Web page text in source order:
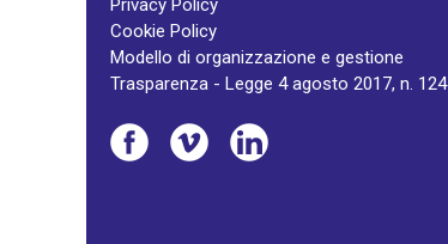
Privacy Policy
Cookie Policy
Modello di organizzazione e gestione
Trasparenza - Legge 4 agosto 2017, n. 124